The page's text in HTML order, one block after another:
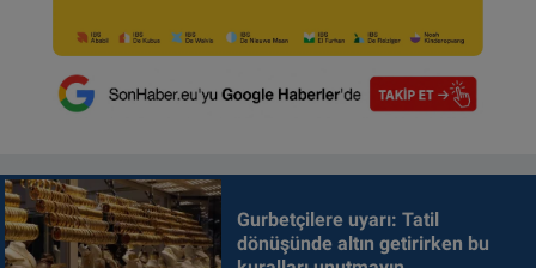
Gurbetçilere uyarı: Tatil
dönüşünde altın getirirken bu